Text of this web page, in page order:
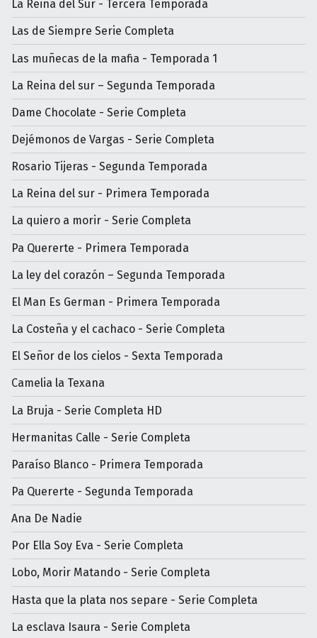
La Reina del Sur - Tercera Temporada
Las de Siempre Serie Completa
Las muñecas de la mafia - Temporada 1
La Reina del sur – Segunda Temporada
Dame Chocolate - Serie Completa
Dejémonos de Vargas - Serie Completa
Rosario Tijeras - Segunda Temporada
La Reina del sur - Primera Temporada
La quiero a morir - Serie Completa
Pa Quererte - Primera Temporada
La ley del corazón – Segunda Temporada
El Man Es German - Primera Temporada
La Costeña y el cachaco - Serie Completa
El Señor de los cielos - Sexta Temporada
Camelia la Texana
La Bruja - Serie Completa HD
Hermanitas Calle - Serie Completa
Paraíso Blanco - Primera Temporada
Pa Quererte - Segunda Temporada
Ana De Nadie
Por Ella Soy Eva - Serie Completa
Lobo, Morir Matando - Serie Completa
Hasta que la plata nos separe - Serie Completa
La esclava Isaura - Serie Completa